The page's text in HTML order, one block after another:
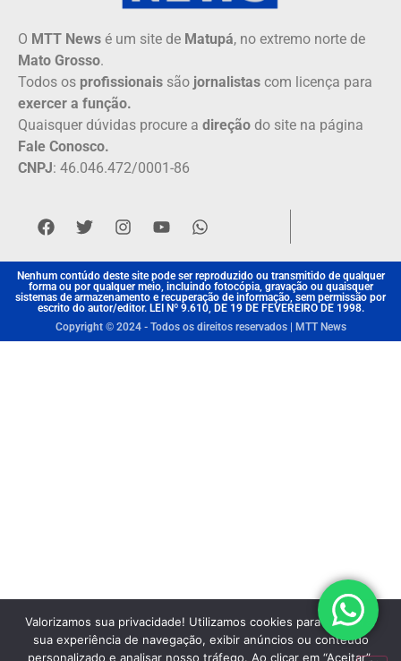
O MTT News é um site de Matupá, no extremo norte de
Mato Grosso.
Todos os profissionais são jornalistas com licença para
exercer a função.
Quaisquer dúvidas procure a direção do site na página
Fale Conosco.
CNPJ: 46.046.472/0001-86
Nenhum contúdo deste site pode ser reproduzido ou transmitido de qualquer
forma ou por qualquer meio, incluindo fotocópia, gravação ou quaisquer
sistemas de armazenamento e recuperação de informação, sem permissão por
escrito do autor/editor. LEI Nº 9.610, DE 19 DE FEVEREIRO DE 1998.
Copyright © 2024 - Todos os direitos reservados | MTT News
Valorizamos sua privacidade! Utilizamos cookies para aprimorar
sua experiência de navegação, exibir anúncios ou conteúdo
personalizado e analisar nosso tráfego. Ao clicar em “Aceitar”,